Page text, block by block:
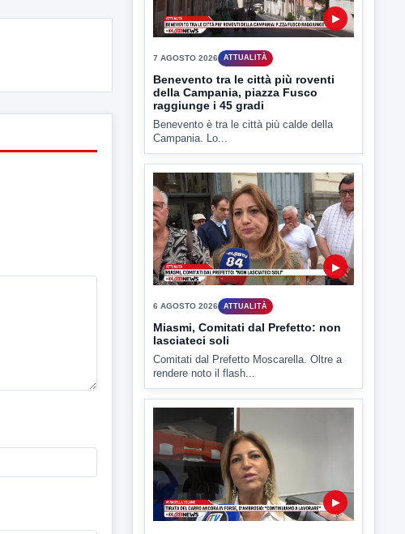
Miasmi e Calore, l'ASL parla
attraverso il Comune
Nessuna nuova moria di pesci e nessuna
criticità igienico-sanitaria nel...
▶
7 AGOSTO 2026 ATTUALITÀ
Benevento tra le città più roventi
della Campania, piazza Fusco
raggiunge i 45 gradi
Benevento è tra le città più calde della
Campania. Lo...
6 AGOSTO 2026 ATTUALITÀ
Miasmi, Comitati dal Prefetto: non
lasciateci soli
Comitati dal Prefetto Moscarella. Oltre a